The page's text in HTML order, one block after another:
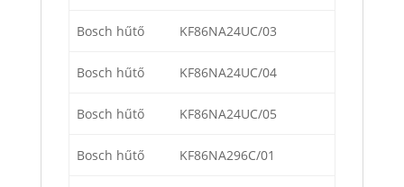
Bosch hűtő KF86NA24UC/03
Bosch hűtő KF86NA24UC/04
Bosch hűtő KF86NA24UC/05
Bosch hűtő KF86NA296C/01